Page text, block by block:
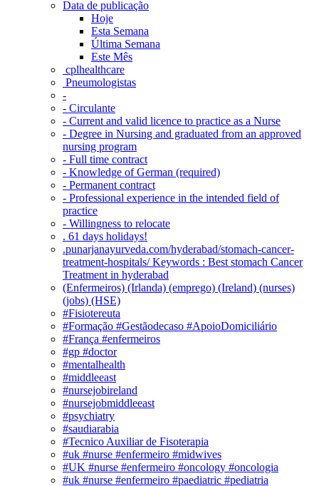
Data de publicação
Hoje
Esta Semana
Última Semana
Este Mês
‎ cplhealthcare‬
Pneumologistas
-
- Circulante
- Current and valid licence to practice as a Nurse
- Degree in Nursing and graduated from an approved
nursing program
- Full time contract
- Knowledge of German (required)
- Permanent contract
- Professional experience in the intended field of
practice
- Willingness to relocate
. 61 days holidays!
.punarjanayurveda.com/hyderabad/stomach-cancer-
treatment-hospitals/ Keywords : Best stomach Cancer
Treatment in hyderabad
(Enfermeiros) (Irlanda) (emprego) (Ireland) (nurses)
(jobs) (HSE)
#Fisiotereuta
#Formação #Gestãodecaso #ApoioDomiciliário
#França #enfermeiros
#gp #doctor
#mentalhealth
#middleeast
#nursejobireland
#nursejobmiddleeast
#psychiatry
#saudiarabia
#Tecnico Auxiliar de Fisoterapia
#uk #nurse #enfermeiro #midwives
#UK #nurse #enfermeiro #oncology #oncologia
#uk #nurse #enfermeiro #paediatric #pediatria